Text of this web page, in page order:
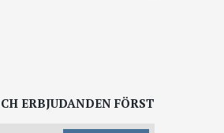
ERBJUDANDEN FÖRST